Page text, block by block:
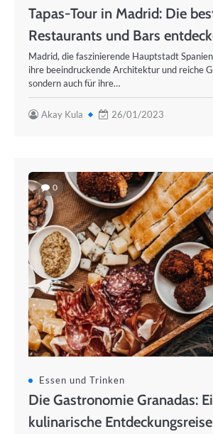
Tapas-Tour in Madrid: Die
Restaurants und Bars
Madrid, die faszinierende Hauptstadt
ihre beeindruckende Architektur und reiche
sondern auch für ihre…
Akay Kula 26/01/2023
0
Essen und Trinken
Die Gastronomie Granadas:
kulinarische Entdeckungsreise